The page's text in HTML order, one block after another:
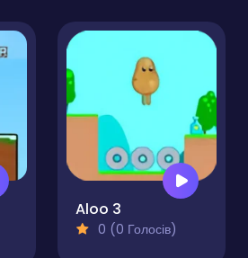
Aloo 3
0 (0 Голосів)